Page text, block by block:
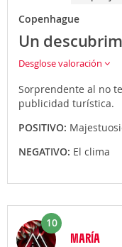
Copenhague
Un
Desglose valoración
Sorprendente al no
publicidad turística.
POSITIVO:
NEGATIVO: El clima
10
MARÍA